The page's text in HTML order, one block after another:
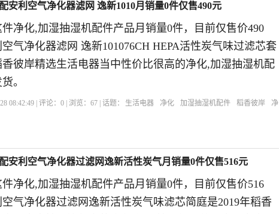
安利空气净化器滤网 逸新1010月销量0件仅售490元
净化,加湿抽湿机配件产品月销量0件，目前仅售价490
气净化器滤网 逸新101076CH HEPA活性炭气味过滤芯套
香彼岸精选生活电器当中性价比很高的净化,加湿抽湿机配
。
08:42:49 | 评论：0 | 浏览：67 | 话题： 生活电器 净化 加湿抽湿机配件 稻香彼岸
净
安利空气净化器过滤网逸新活性炭气月销量0件仅售516元
净化,加湿抽湿机配件产品月销量0件，目前仅售价516
气净化器过滤网逸新活性炭气味滤芯简庭是2019年稻香